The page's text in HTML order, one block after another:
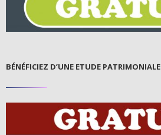
BÉNÉFICIEZ D’UNE ETUDE PATRIMONIALE